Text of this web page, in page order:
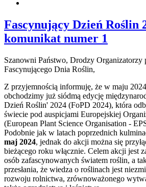
Fascynujący Dzień Roślin
komunikat numer 1
Szanowni Państwo, Drodzy Organizatorzy
Fascynującego Dnia Roślin,
Z przyjemnością informuję, że w maju
obchodzimy już siódmą edycję
Dzień Roślin' 2024 (FoPD 2024), która
świecie pod auspicjami Europejskiej
(European Plant Science Organisation -
Podobnie jak w latach poprzednich
maj 2024, jednak do akcji można się
bieżącego roku włącznie. Celem akcji jest
osób zafascynowanych światem roślin, a
przesłania, że wiedza o roślinach jest
rozwoju rolnictwa, zrównoważonego